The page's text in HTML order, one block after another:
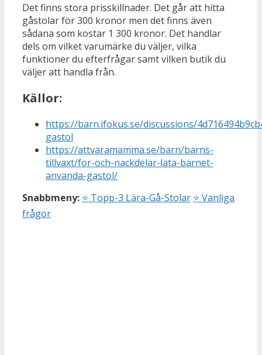
Det finns stora prisskillnader. Det går att hitta
gåstolar för 300 kronor men det finns även
sådana som kostar 1 300 kronor. Det handlar
dels om vilket varumärke du väljer, vilka
funktioner du efterfrågar samt vilken butik du
väljer att handla från.
Källor:
https://barn.ifokus.se/discussions/
gastol
https://attvaramamma.se/barn/barns-
tillvaxt/for-och-nackdelar-lata-barnet-
anvanda-gastol/
Snabbmeny: ⭐ Topp-3 Lära-Gå-Stolar ⭐ Vanliga
frågor